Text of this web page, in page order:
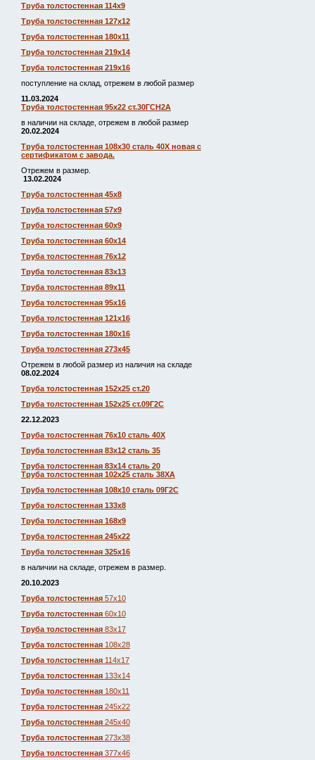
Труба толстостенная 114х9
Труба толстостенная 127х12
Труба толстостенная 180х11
Труба толстостенная 219х14
Труба толстостенная 219х16
поступление на склад, отрежем в любой размер
11.03.2024
Труба толстостенная 95х22 ст.30ГСН2А
в наличии на складе, отрежем в любой размер
20.02.2024
Труба толстостенная 108х30 сталь 40Х новая с
сертификатом с завода.
Отрежем в размер.
13.02.2024
Труба толстостенная 45х8
Труба толстостенная 57х9
Труба толстостенная 60х9
Труба толстостенная 60х14
Труба толстостенная 76х12
Труба толстостенная 83х13
Труба толстостенная 89х11
Труба толстостенная 95х16
Труба толстостенная 121х16
Труба толстостенная 180х16
Труба толстостенная 273х45
Отрежем в любой размер из наличия на складе
08.02.2024
Труба толстостенная 152х25 ст.20
Труба толстостенная 152х25 ст.09Г2С
22.12.2023
Труба толстостенная 76х10 сталь 40Х
Труба толстостенная 83х12 сталь 35
Труба толстостенная 83х14 сталь 20
Труба толстостенная 102х25 сталь 38ХА
Труба толстостенная 108х10 сталь 09Г2С
Труба толстостенная 133х8
Труба толстостенная 168х9
Труба толстостенная 245х22
Труба толстостенная 325х16
в наличии на складе, отрежем в размер.
20.10.2023
Труба толстостенная 57х10
Труба толстостенная 60х10
Труба толстостенная 83х17
Труба толстостенная 108х28
Труба толстостенная 114х17
Труба толстостенная 133х14
Труба толстостенная 180х11
Труба толстостенная 245х22
Труба толстостенная 245х40
Труба толстостенная 273х38
Труба толстостенная 377х46